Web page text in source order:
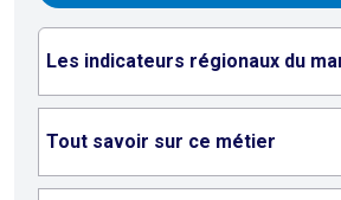
Les indicateurs régionaux du
Tout savoir sur ce métier